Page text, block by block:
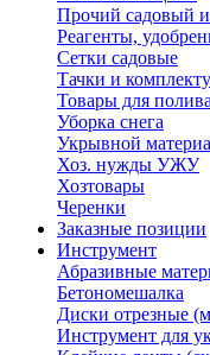
Прочий садовый
Реагенты,
Сетки садовые
Тачки и
Товары для полива
Уборка снега
Укрывной
Хоз. нужды УЖУ
Хозтовары
Черенки
Заказные позиции
Инструмент
Абразивные
Бетономешалка
Диски отрезные
Инструмент для